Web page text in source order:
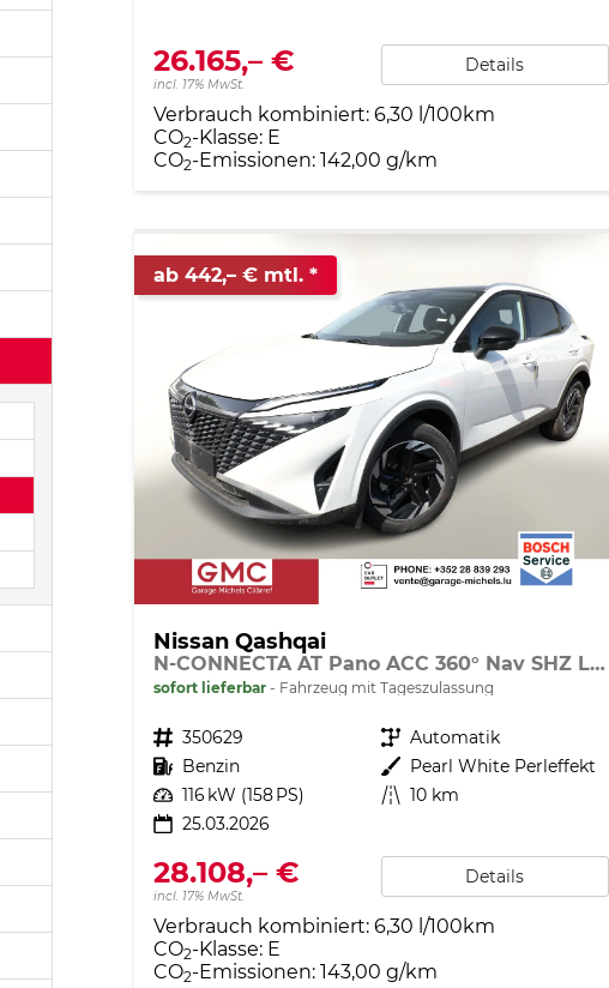
26.165,– €
incl. 17% MwSt.
Details
Verbrauch kombiniert: 6,30 l/100km
CO2-Klasse: E
CO2-Emissionen: 142,00 g/km
ab 442,– € mtl.
Nissan Qashqai
N-CONNECTA AT Pano ACC 360° Nav SHZ LED
sofort lieferbar Fahrzeug mit Tageszulassung
Fahrzeugnr. 350629 Getriebe Automatik
Kraftstoff Benzin Außenfarbe Pearl White Perleffekt
Leistung 116 kW (158 PS) Kilometerstand 10 km
25.03.2026
28.108,– €
incl. 17% MwSt.
Details
Verbrauch kombiniert: 6,30 l/100km
CO2-Klasse: E
CO2-Emissionen: 143,00 g/km